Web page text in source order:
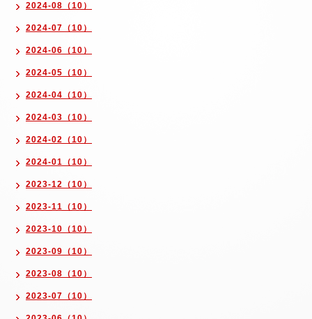
2024-08（10）
2024-07（10）
2024-06（10）
2024-05（10）
2024-04（10）
2024-03（10）
2024-02（10）
2024-01（10）
2023-12（10）
2023-11（10）
2023-10（10）
2023-09（10）
2023-08（10）
2023-07（10）